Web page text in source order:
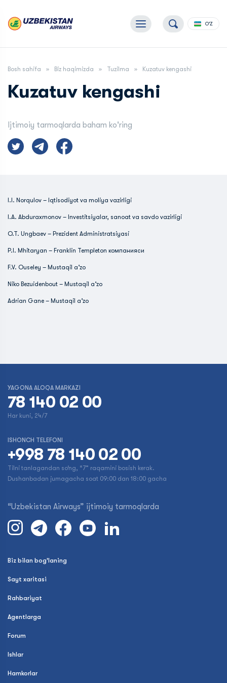
O'Z
Bosh sahifa Biz haqimizda Tuzilma Kuzatuv kengashi
Kuzatuv kengashi
Ijtimoiy tarmoqlarda baham ko'ring
I.I. Norqulov – Iqtisodiyot va moliya vazirligi
I.A. Abduraxmonov – Investitsiyalar, sanoat va savdo vazirligi
O.T. Ungbaev – Prezident Administratsiyasi
P.I. Mhitaryan – Franklin Templeton компанияси
F.V. Ouseley – Mustaqil a’zo
Niko Bezuidenbout – Mustaqil a’zo
Adrian Gane – Mustaqil a’zo
YAGONA ALOQA MARKAZI
78 140 02 00
Har kuni, 24/7
ISHONCH TELEFONI
+998 78 140 02 00
Tilni tanlagandan so‘ng, “7” raqamini bosish kerak.
Dushanbadan jumagacha soat 09:00 dan 18:00 gacha
“Uzbekistan Airways” ijtimoiy tarmoqlarda
Biz bilan bog'laning
Sayt xaritasi
Rahbariyat
Agentlarga
Forum
Ishlar
Hamkorlar